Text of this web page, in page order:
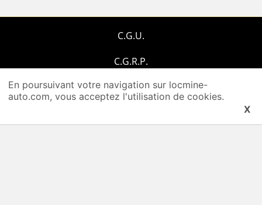
En poursuivant votre navigation sur locmine-
auto.com, vous acceptez l'utilisation de cookies.
X
C.G.U.
C.G.R.P.
Qui-sommes-nous ?